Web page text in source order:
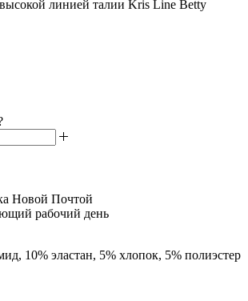
линией талии Kris Line Betty
Новой Почтой
рабочий день
10% эластан, 5% хлопок, 5% полиэстер